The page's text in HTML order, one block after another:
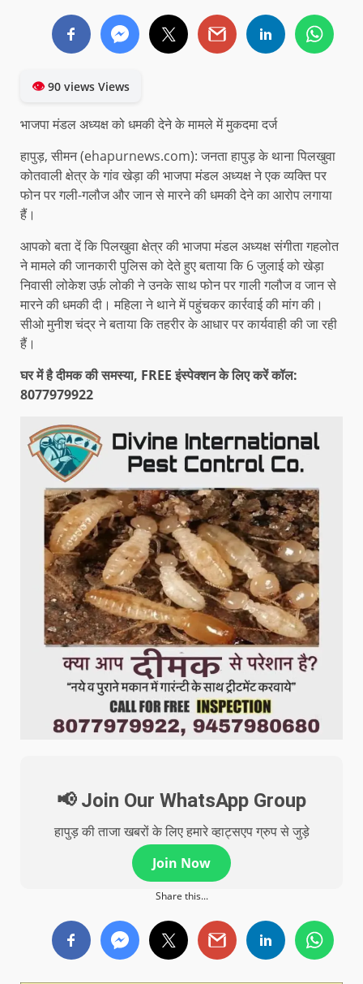
👁90 views Views
भाजपा मंडल अध्यक्ष को धमकी देने के मामले में मुकदमा दर्ज
हापुड़, सीमन (ehapurnews.com): जनता हापुड़ के थाना पिलखुवा
कोतवाली क्षेत्र के गांव खेड़ा की भाजपा मंडल अध्यक्ष ने एक व्यक्ति पर
फोन पर गली-गलौज और जान से मारने की धमकी देने का आरोप लगाया
हैं।
आपको बता दें कि पिलखुवा क्षेत्र की भाजपा मंडल अध्यक्ष संगीता गहलोत
ने मामले की जानकारी पुलिस को देते हुए बताया कि 6 जुलाई को खेड़ा
निवासी लोकेश उर्फ़ लोकी ने उनके साथ फोन पर गाली गलौज व जान से
मारने की धमकी दी। महिला ने थाने में पहुंचकर कार्रवाई की मांग की।
सीओ मुनीश चंद्र ने बताया कि तहरीर के आधार पर कार्यवाही की जा रही
हैं।
घर में है दीमक की समस्या, FREE इंस्पेक्शन के लिए करें कॉल:
8077979922
📢 Join Our WhatsApp Group
हापुड़ की ताजा खबरों के लिए हमारे व्हाट्सएप ग्रुप से जुड़े
Join Now
Share this...